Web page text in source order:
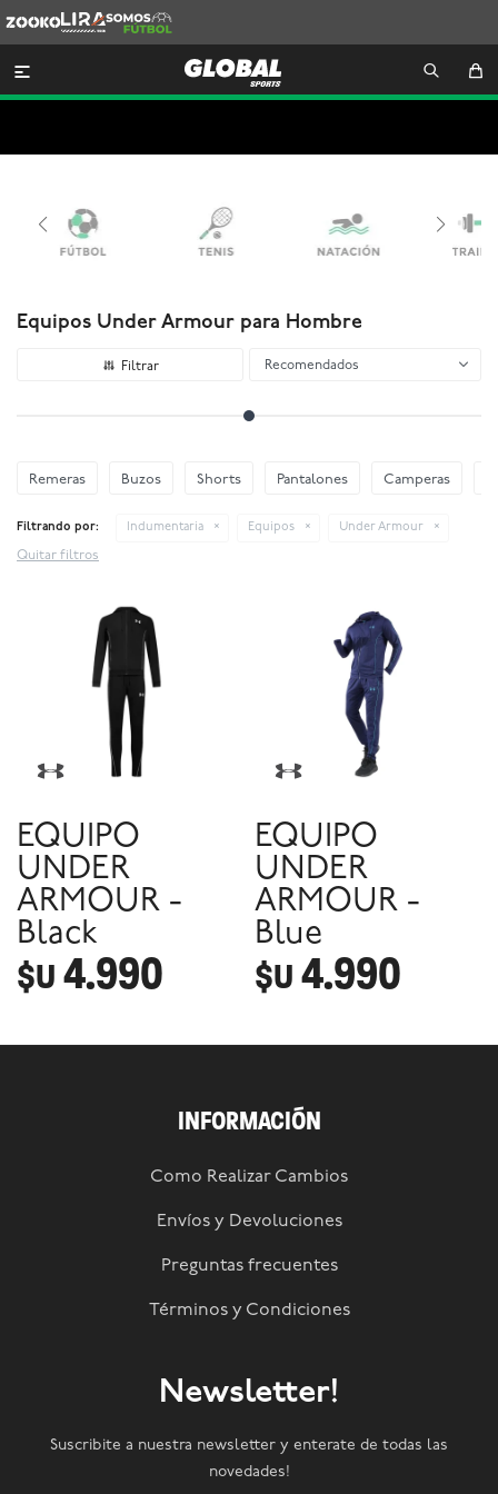
Lira
Somos
Futbol

Equipos Under Armour para Hombre
Recomendados
Remeras Buzos Shorts Pantalones Camperas
Filtrando por: Indumentaria Equipos Under Armour
Quitar filtros
EQUIPO
UNDER
ARMOUR -
Black
$U 4.990
EQUIPO
UNDER
ARMOUR -
Blue
$U 4.990
INFORMACIÓN
Como Realizar Cambios
Envíos y Devoluciones
Preguntas frecuentes
Términos y Condiciones
Newsletter!
Suscribite a nuestra newsletter y enterate de todas las
novedades!